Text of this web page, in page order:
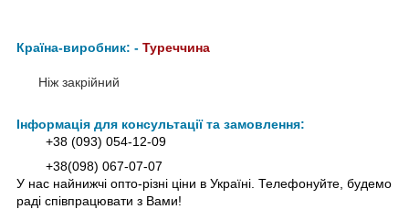
Країна-виробник: - Туреччина
Ніж закрійний
Інформація для консультації та замовлення:
+38 (093) 054-12-09
+38(098) 067-07-07
У нас найнижчі опто-різні ціни в Україні. Телефонуйте, будемо
раді співпрацювати з Вами!